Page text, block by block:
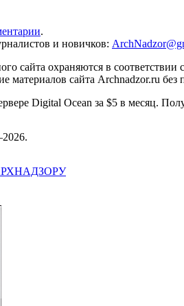
.
и новичков:
сайта охраняются в
материалов сайта Archnadzor.ru
Digital Ocean за $5 в месяц.
АРХНАДЗОРУ